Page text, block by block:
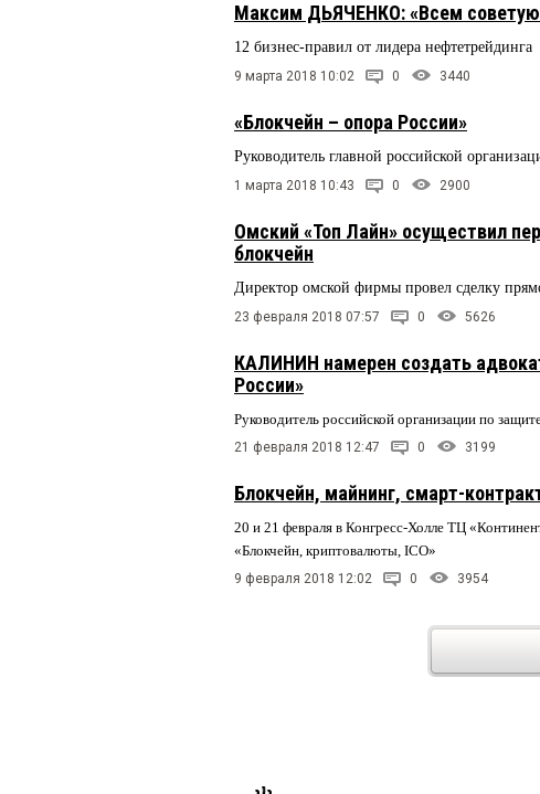
Максим ДЬЯЧЕНКО: «Всем
12 бизнес-правил от лидера нефтетрейдинга
9 марта 2018 10:02 0 3440
«Блокчейн – опора России»
Руководитель главной российской
1 марта 2018 10:43 0 2900
Омский «Топ Лайн» осуществил
блокчейн
Директор омской фирмы провел сделку
23 февраля 2018 07:57 0 5626
КАЛИНИН намерен создать
России»
Руководитель российской организации по
21 февраля 2018 12:47 0 3199
Блокчейн, майнинг, смарт-
20 и 21 февраля в Конгресс-Холле ТЦ
«Блокчейн, криптовалюты, ICO»
9 февраля 2018 12:02 0 3954